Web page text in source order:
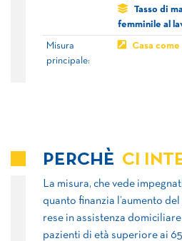
Tasso di
femminile al
Misura
principale:
Casa
PERCHÈ CI
La misura, che vede
quanto finanzia l’aumento
rese in assistenza
pazienti di età superiore ai